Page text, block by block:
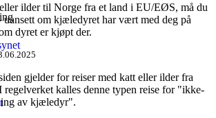
ilder til Norge fra et land i EU/EØS, må du
uansett om kjæledyret har vært med deg på
dyret er kjøpt der.
gjelder for reiser med katt eller ilder fra
kalles denne typen reise for "ikke-
av kjæledyr".